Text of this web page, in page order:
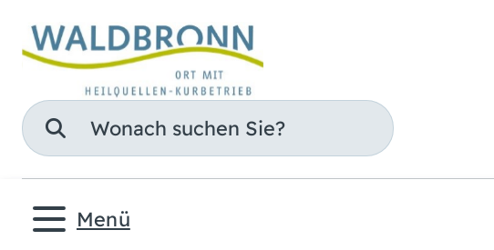
Suche
Menü